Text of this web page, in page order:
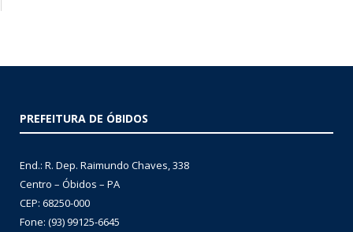
PREFEITURA DE ÓBIDOS
End.: R. Dep. Raimundo Chaves, 338
Centro – Óbidos – PA
CEP: 68250-000
Fone: (93) 99125-6645